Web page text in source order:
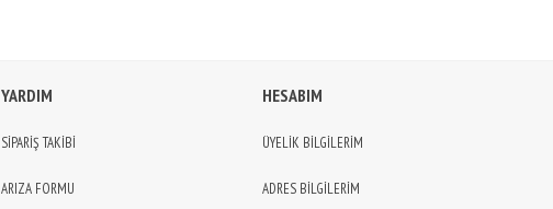
YARDIM
SİPARİŞ TAKİBİ
ARIZA FORMU
HESABIM
ÜYELİK BİLGİLERİM
ADRES BİLGİLERİM